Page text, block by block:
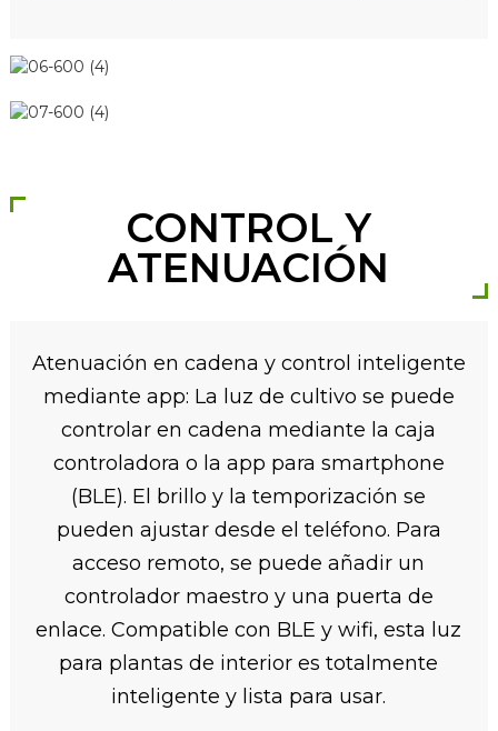
CONTROL Y
ATENUACIÓN
Atenuación en cadena y control inteligente
mediante app: La luz de cultivo se puede
controlar en cadena mediante la caja
controladora o la app para smartphone
(BLE). El brillo y la temporización se
pueden ajustar desde el teléfono. Para
acceso remoto, se puede añadir un
controlador maestro y una puerta de
enlace. Compatible con BLE y wifi, esta luz
para plantas de interior es totalmente
inteligente y lista para usar.